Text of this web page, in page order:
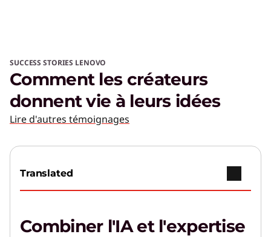
SUCCESS STORIES LENOVO
Comment les créateurs
donnent vie à leurs idées
Lire d'autres témoignages
Translated
Combiner l'IA et l'expertise